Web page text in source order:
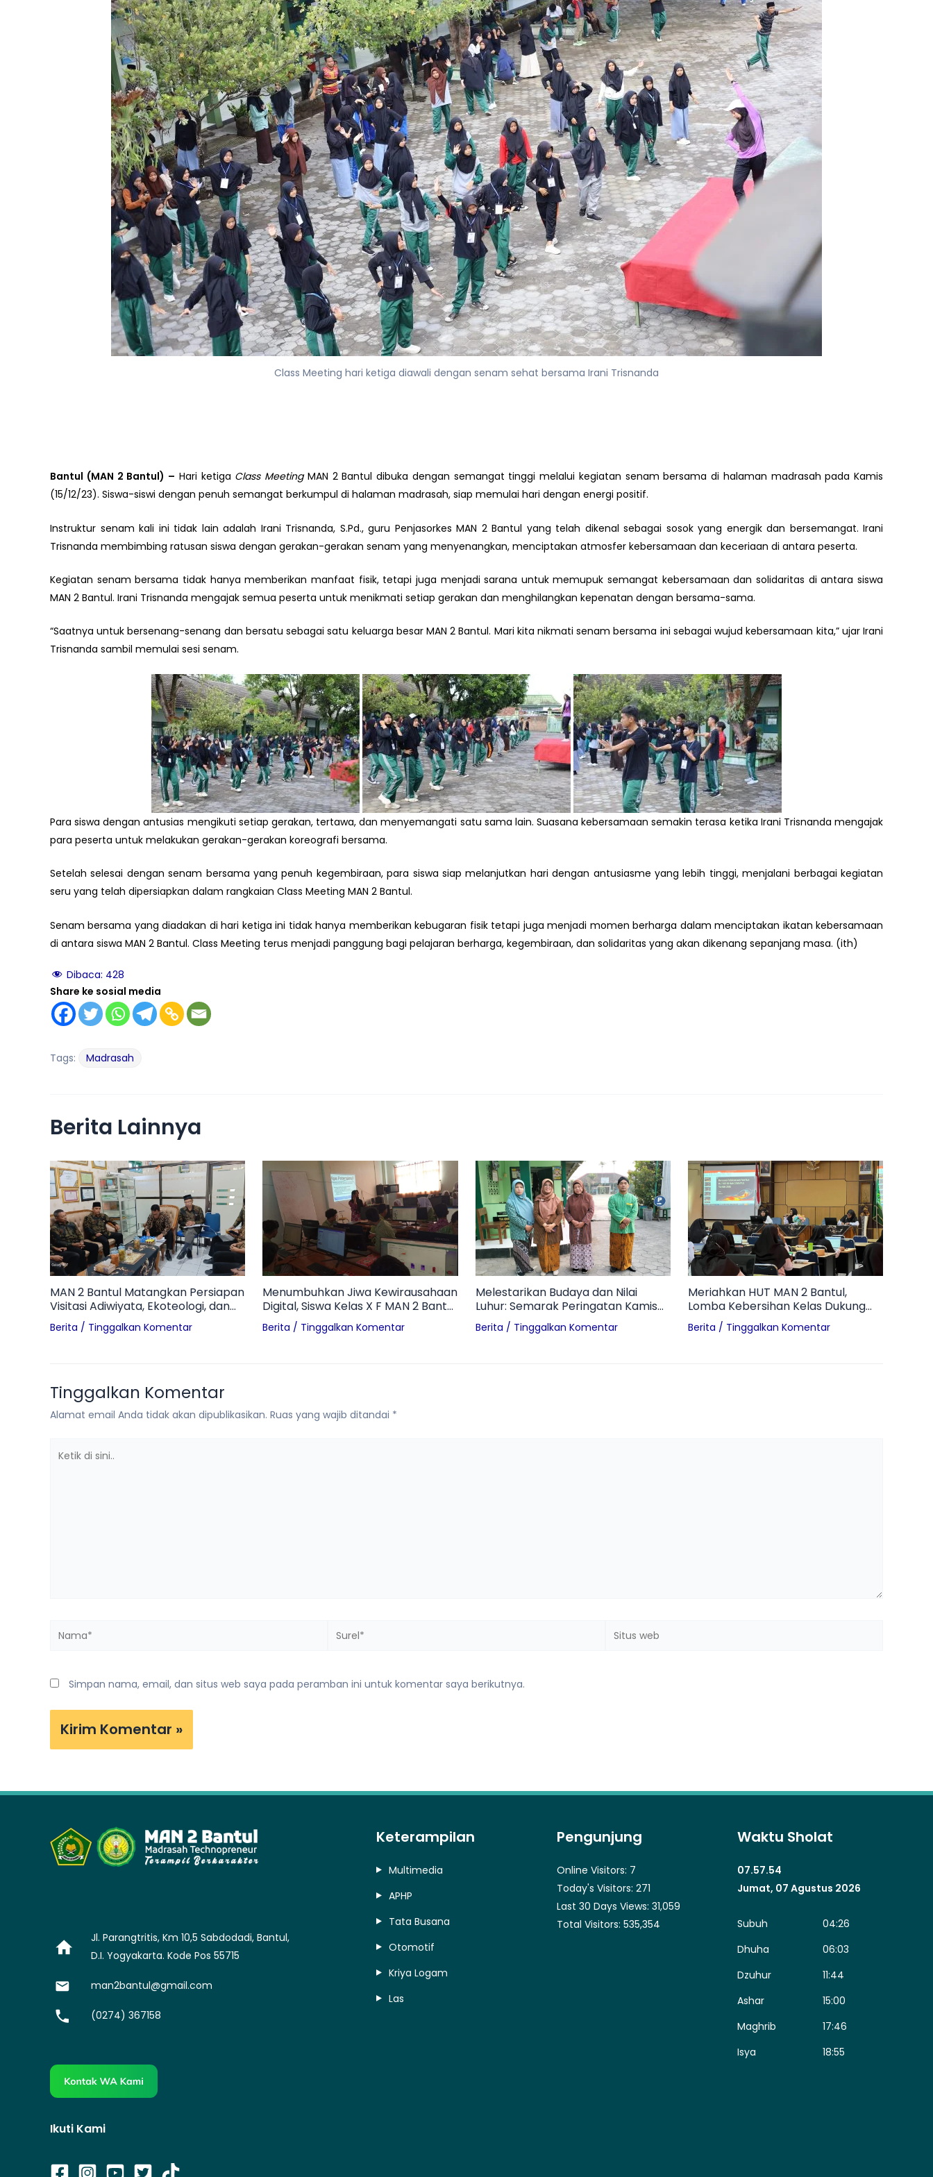
Class Meeting hari ketiga diawali dengan senam sehat bersama Irani Trisnanda
Bantul (MAN 2 Bantul) – Hari ketiga Class MeetingMAN 2 Bantul dibuka dengan semangat tinggi melalui kegiatan senam bersama di halaman madrasah pada Kamis
(15/12/23). Siswa-siswi dengan penuh semangat berkumpul di halaman madrasah, siap memulai hari dengan energi positif.
Instruktur senam kali ini tidak lain adalah Irani Trisnanda, S.Pd., guru Penjasorkes MAN 2 Bantul yang telah dikenal sebagai sosok yang energik dan bersemangat. Irani
Trisnanda membimbing ratusan siswa dengan gerakan-gerakan senam yang menyenangkan, menciptakan atmosfer kebersamaan dan keceriaan di antara peserta.
Kegiatan senam bersama tidak hanya memberikan manfaat fisik, tetapi juga menjadi sarana untuk memupuk semangat kebersamaan dan solidaritas di antara siswa
MAN 2 Bantul. Irani Trisnanda mengajak semua peserta untuk menikmati setiap gerakan dan menghilangkan kepenatan dengan bersama-sama.
“Saatnya untuk bersenang-senang dan bersatu sebagai satu keluarga besar MAN 2 Bantul. Mari kita nikmati senam bersama ini sebagai wujud kebersamaan kita,” ujar Irani
Trisnanda sambil memulai sesi senam.
Para siswa dengan antusias mengikuti setiap gerakan, tertawa, dan menyemangati satu sama lain. Suasana kebersamaan semakin terasa ketika Irani Trisnanda mengajak
para peserta untuk melakukan gerakan-gerakan koreografi bersama.
Setelah selesai dengan senam bersama yang penuh kegembiraan, para siswa siap melanjutkan hari dengan antusiasme yang lebih tinggi, menjalani berbagai kegiatan
seru yang telah dipersiapkan dalam rangkaian Class Meeting MAN 2 Bantul.
Senam bersama yang diadakan di hari ketiga ini tidak hanya memberikan kebugaran fisik tetapi juga menjadi momen berharga dalam menciptakan ikatan kebersamaan
di antara siswa MAN 2 Bantul. Class Meeting terus menjadi panggung bagi pelajaran berharga, kegembiraan, dan solidaritas yang akan dikenang sepanjang masa. (ith)
Dibaca: 428
Share ke sosial media
Tags: Madrasah
Berita Lainnya
MAN 2 Bantul Matangkan Persiapan
Visitasi Adiwiyata, Ekoteologi, dan
HUT Kemerdekaan RI
Berita / Tinggalkan Komentar
Menumbuhkan Jiwa Kewirausahaan
Digital, Siswa Kelas X F MAN 2 Bantul
Pelajari Profil Technopreneur dan
Tantangan Branding UMKM
Berita / Tinggalkan Komentar
Melestarikan Budaya dan Nilai
Luhur: Semarak Peringatan Kamis
Pon di MAN 2 Bantul
Berita / Tinggalkan Komentar
Meriahkan HUT MAN 2 Bantul,
Lomba Kebersihan Kelas Dukung
Terwujudnya Madrasah Adiwiyata
Berita / Tinggalkan Komentar
Tinggalkan Komentar
Alamat email Anda tidak akan dipublikasikan. Ruas yang wajib ditandai *
Nama* Surel*
Situs
Simpan nama, email, dan situs web saya pada peramban ini untuk komentar saya berikutnya.
Jl. Parangtritis, Km 10,5 Sabdodadi, Bantul,
D.I. Yogyakarta. Kode Pos 55715
man2bantul@gmail.com
(0274) 367158
Ikuti Kami
Keterampilan
Multimedia
APHP
Tata Busana
Otomotif
Kriya Logam
Las
Pengunjung
Online Visitors: 7
Today's Visitors: 271
Last 30 Days Views: 31,059
Total Visitors: 535,354
Waktu Sholat
07.57.55
Jumat, 07 Agustus 2026
Subuh
04:26
Dhuha
06:03
Dzuhur
11:44
Ashar
15:00
Maghrib
17:46
Isya
18:55